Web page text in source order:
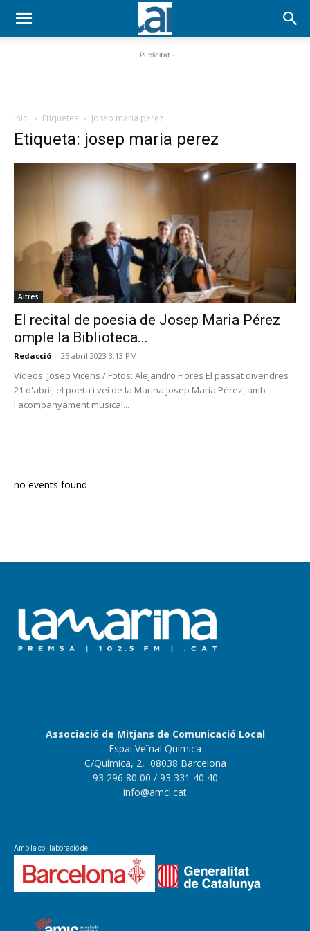
- Publicitat -
Inici Etiquetes Josep maria perez
Etiqueta: josep maria perez
Altres
El recital de poesia de Josep Maria Pérez
omple la Biblioteca...
Redacció - 25 abril 2023 3:13 PM
Vídeos: Josep Vicens / Fotos: Alejandro Flores El passat divendres
21 d'abril, el poeta i veí de la Marina Josep Maria Pérez, amb
l'acompanyament musical...
no events found
Associació de Mitjans de Comunicació Local
Espai Veïnal Química
C/Química, 2, 08038 Barcelona
93 296 80 00 / 93 331 40 40
info@amcl.cat
Amb la col·laboració de: